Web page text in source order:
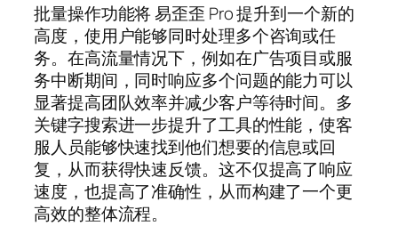
批量操作功能将 易歪歪 Pro 提升到一个新的
高度，使用户能够同时处理多个咨询或任
务。在高流量情况下，例如在广告项目或服
务中断期间，同时响应多个问题的能力可以
显著提高团队效率并减少客户等待时间。多
关键字搜索进一步提升了工具的性能，使客
服人员能够快速找到他们想要的信息或回
复，从而获得快速反馈。这不仅提高了响应
速度，也提高了准确性，从而构建了一个更
高效的整体流程。